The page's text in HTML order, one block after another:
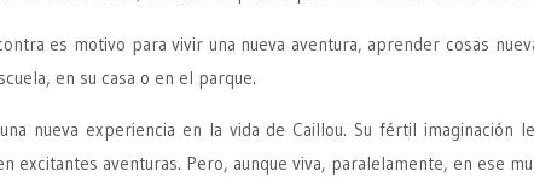
es motivo para vivir una nueva aventura, aprender cosas
en su casa o en el parque.
nueva experiencia en la vida de Caillou. Su fértil imaginación
excitantes aventuras. Pero, aunque viva, paralelamente, en ese